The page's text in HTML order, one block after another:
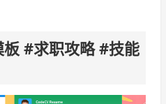
#求职攻略 #技能